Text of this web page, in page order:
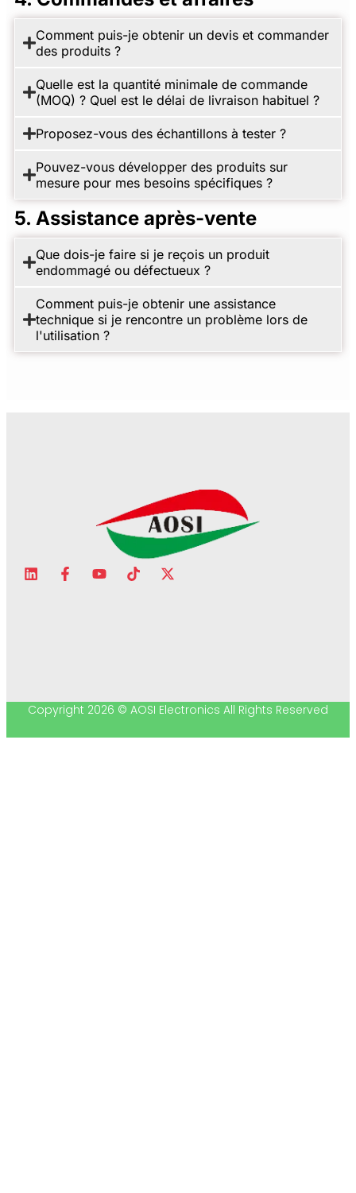
Comment puis-je obtenir un devis et commander
des produits ?
Quelle est la quantité minimale de commande
(MOQ) ? Quel est le délai de livraison habituel ?
Proposez-vous des échantillons à tester ?
Pouvez-vous développer des produits sur
mesure pour mes besoins spécifiques ?
5. Assistance après-vente
Que dois-je faire si je reçois un produit
endommagé ou défectueux ?
Comment puis-je obtenir une assistance
technique si je rencontre un problème lors de
l'utilisation ?
Copyright 2026 © AOSI Electronics All Rights Reserved